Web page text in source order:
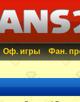
Оф. игры Фан.